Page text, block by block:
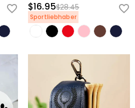
$16.95$28.45
Sportliebhaber